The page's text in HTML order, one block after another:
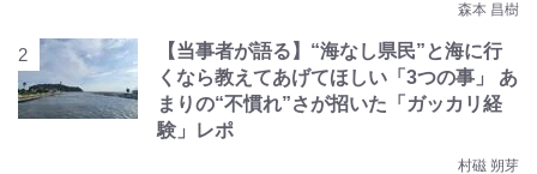
森本 昌樹
【当事者が語る】“海なし県民”と海に行
くなら教えてあげてほしい「3つの事」 あ
まりの“不慣れ”さが招いた「ガッカリ経
験」レポ
村磁 朔芽